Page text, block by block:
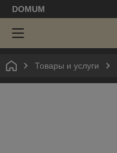
DOMUM
Товары и услуги